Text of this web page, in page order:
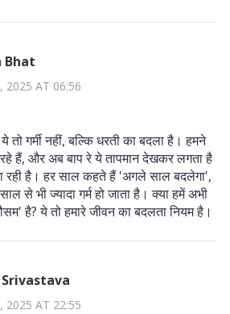
Bhat
2025 AT 06:56
गर्मी नहीं, बल्कि धरती का बदला है। हमने
रहे हैं, और अब बाप रे ये तापमान देखकर लगता है
रही है। हर साल कहते हैं 'अगले साल बदलेगा',
से भी ज्यादा गर्म हो जाता है। क्या हमें अभी
है? ये तो हमारे जीवन का बदलता नियम है।
2025 AT 22:55